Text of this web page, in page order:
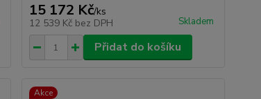
15 172 Kč/ks
12 539 Kč bez DPH Skladem
Přidat do košíku
Akce